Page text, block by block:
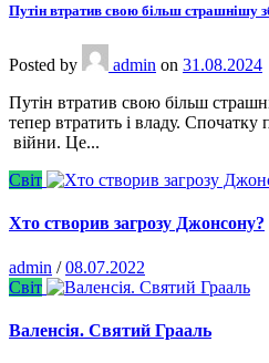
Путін втратив свою більш страшнішу
Posted by admin on 31.08.2024
Путін втратив свою більш
тепер втратить і владу.
війни. Це...
Світ
Хто створив загрозу Джонсону?
admin / 08.07.2022
Світ
Валенсія. Святий Грааль